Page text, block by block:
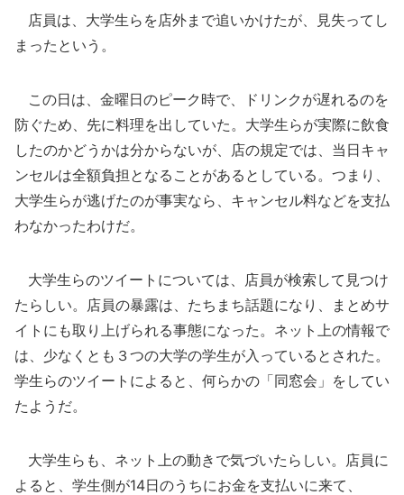
店員は、大学生らを店外まで追いかけたが、見失ってし
まったという。
この日は、金曜日のピーク時で、ドリンクが遅れるのを
防ぐため、先に料理を出していた。大学生らが実際に飲食
したのかどうかは分からないが、店の規定では、当日キャ
ンセルは全額負担となることがあるとしている。つまり、
大学生らが逃げたのが事実なら、キャンセル料などを支払
わなかったわけだ。
大学生らのツイートについては、店員が検索して見つけ
たらしい。店員の暴露は、たちまち話題になり、まとめサ
イトにも取り上げられる事態になった。ネット上の情報で
は、少なくとも３つの大学の学生が入っているとされた。
学生らのツイートによると、何らかの「同窓会」をしてい
たようだ。
大学生らも、ネット上の動きで気づいたらしい。店員に
よると、学生側が14日のうちにお金を支払いに来て、